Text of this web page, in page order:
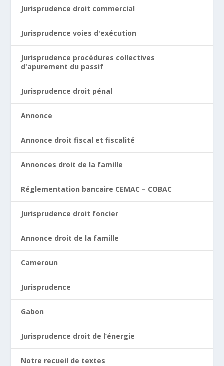
Jurisprudence droit commercial
Jurisprudence voies d'exécution
Jurisprudence procédures collectives
d'apurement du passif
Jurisprudence droit pénal
Annonce
Annonce droit fiscal et fiscalité
Annonces droit de la famille
Réglementation bancaire CEMAC – COBAC
Jurisprudence droit foncier
Annonce droit de la famille
Cameroun
Jurisprudence
Gabon
Jurisprudence droit de l’énergie
Notre recueil de textes